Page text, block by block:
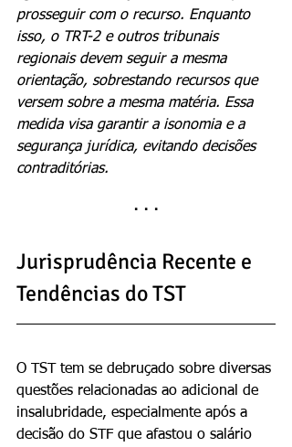
prosseguir com o recurso. Enquanto
isso, o TRT-2 e outros tribunais
regionais devem seguir a mesma
orientação, sobrestando recursos que
versem sobre a mesma matéria. Essa
medida visa garantir a isonomia e a
segurança jurídica, evitando decisões
contraditórias.
· · ·
Jurisprudência Recente e
Tendências do TST
O TST tem se debruçado sobre diversas
questões relacionadas ao adicional de
insalubridade, especialmente após a
decisão do STF que afastou o salário